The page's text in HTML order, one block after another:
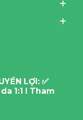
LỢI: ✅
1:1 I Tham